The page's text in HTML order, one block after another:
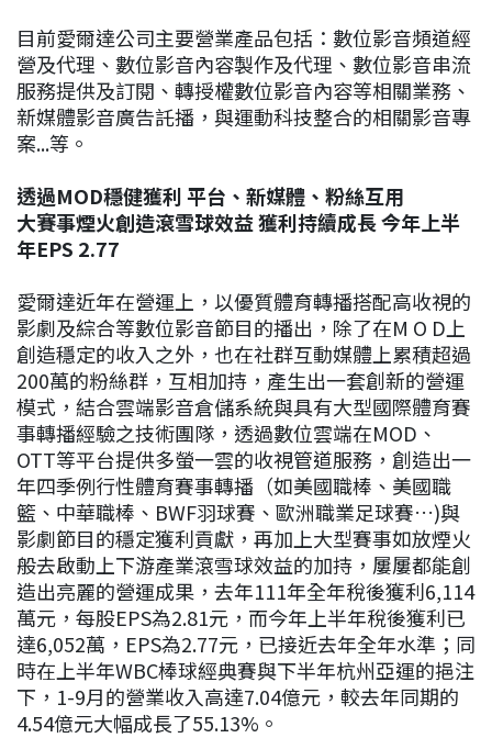
目前愛爾達公司主要營業產品包括：數位影音頻道經
營及代理、數位影音內容製作及代理、數位影音串流
服務提供及訂閱、轉授權數位影音內容等相關業務、
新媒體影音廣告託播，與運動科技整合的相關影音專
案...等。
透過MOD穩健獲利 平台、新媒體、粉絲互用
大賽事煙火創造滾雪球效益 獲利持續成長 今年上半
年EPS 2.77
愛爾達近年在營運上，以優質體育轉播搭配高收視的
影劇及綜合等數位影音節目的播出，除了在M O D上
創造穩定的收入之外，也在社群互動媒體上累積超過
200萬的粉絲群，互相加持，產生出一套創新的營運
模式，結合雲端影音倉儲系統與具有大型國際體育賽
事轉播經驗之技術團隊，透過數位雲端在MOD、
OTT等平台提供多螢一雲的收視管道服務，創造出一
年四季例行性體育賽事轉播（如美國職棒、美國職
籃、中華職棒、BWF羽球賽、歐洲職業足球賽…)與
影劇節目的穩定獲利貢獻，再加上大型賽事如放煙火
般去啟動上下游產業滾雪球效益的加持，屢屢都能創
造出亮麗的營運成果，去年111年全年稅後獲利6,114
萬元，每股EPS為2.81元，而今年上半年稅後獲利已
達6,052萬，EPS為2.77元，已接近去年全年水準；同
時在上半年WBC棒球經典賽與下半年杭州亞運的挹注
下，1-9月的營業收入高達7.04億元，較去年同期的
4.54億元大幅成長了55.13%。